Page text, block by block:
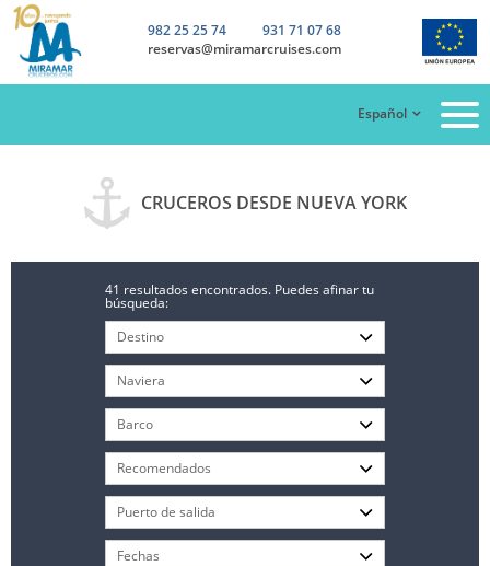
982 25 25 74
931 71 07 68
reservas@miramarcruises.com
Español
CRUCEROS DESDE NUEVA YORK
41 resultados encontrados. Puedes afinar tu
búsqueda: